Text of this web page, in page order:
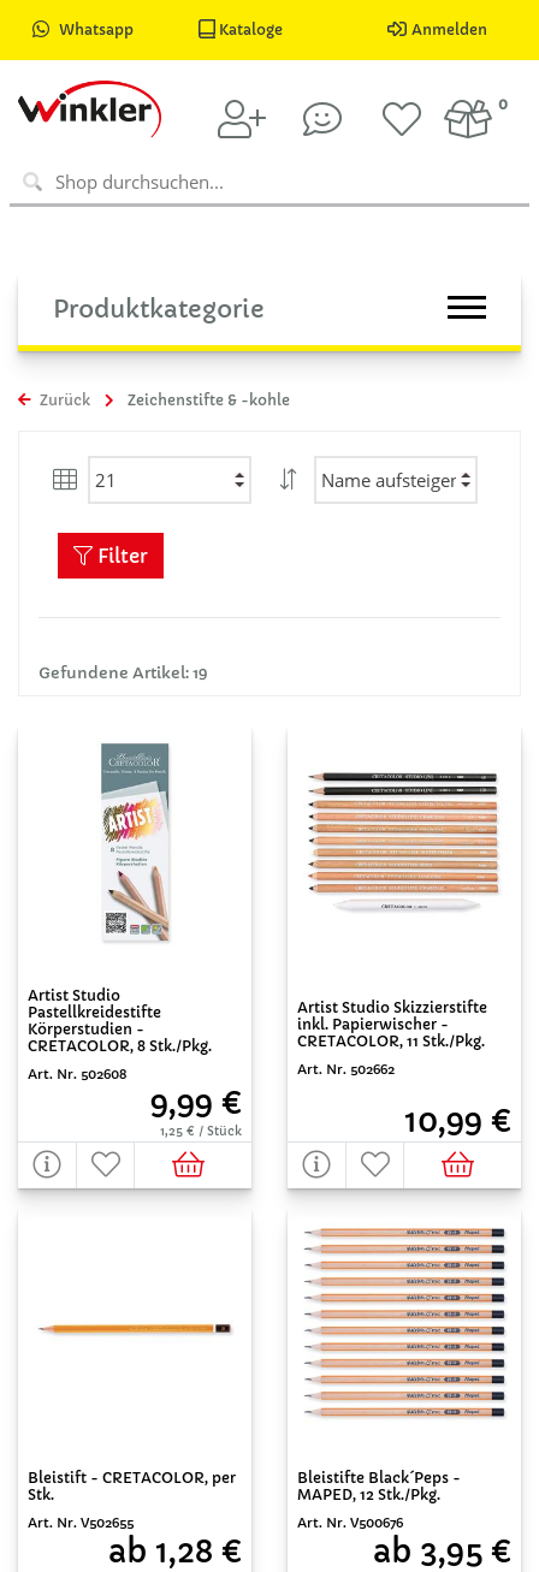
Whatsapp Kataloge Anmelden
0
Produktkategorie
Zurück Zeichenstifte & -kohle
Gefundene Artikel: 19
Filter
Artist Studio
Pastellkreidestifte
Körperstudien -
CRETACOLOR, 8 Stk./Pkg.
Art. Nr. 502608
9,99 €
1,25 € / Stück
Artist Studio Skizzierstifte
inkl. Papierwischer -
CRETACOLOR, 11 Stk./Pkg.
Art. Nr. 502662
10,99 €
Bleistift - CRETACOLOR, per
Stk.
Art. Nr. V502655
ab 1,28 €
Bleistifte Black´Peps -
MAPED, 12 Stk./Pkg.
Art. Nr. V500676
ab 3,95 €